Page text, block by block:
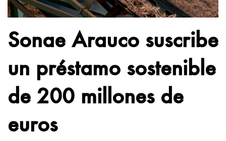
Sonae Arauco suscribe
un préstamo sostenible
de 200 millones de
euros